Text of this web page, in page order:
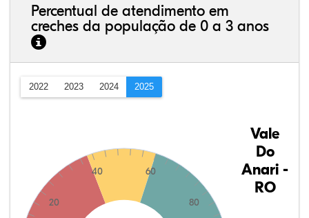
Percentual de atendimento em
creches da população de 0 a 3 anos
2022 2023 2024 2025
20
40 60
80
Vale
Do
Anari -
RO